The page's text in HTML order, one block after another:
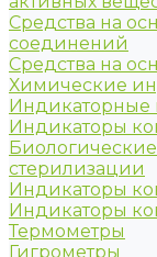
Средства на
соединений
Средства на
Химические
Индикаторные
Индикаторы
стерилизации
Индикаторы
Индикаторы
Термометры
Гигрометры